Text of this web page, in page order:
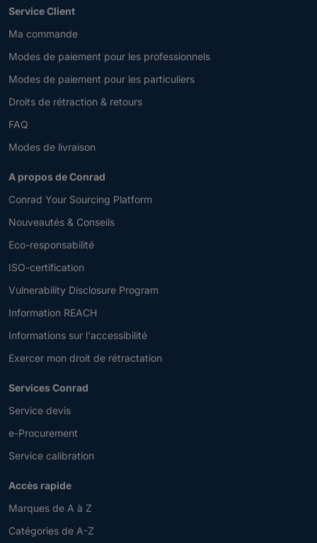
Service Client
Ma commande
Modes de paiement pour les professionnels
Modes de paiement pour les particuliers
Droits de rétraction & retours
FAQ
Modes de livraison
A propos de Conrad
Conrad Your Sourcing Platform
Nouveautés & Conseils
Eco-responsabilité
ISO-certification
Vulnerability Disclosure Program
Information REACH
Informations sur l'accessibilité
Exercer mon droit de rétractation
Services Conrad
Service devis
e-Procurement
Service calibration
Accès rapide
Marques de A à Z
Catégories de A-Z